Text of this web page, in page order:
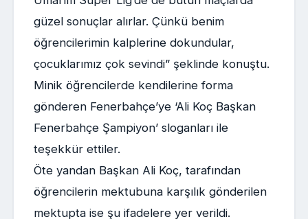
güzel sonuçlar alırlar. Çünkü benim
öğrencilerimin kalplerine dokundular,
çocuklarımız çok sevindi” şeklinde konuştu.
Minik öğrencilerde kendilerine forma
gönderen Fenerbahçe’ye ‘Ali Koç Başkan
Fenerbahçe Şampiyon’ sloganları ile
teşekkür ettiler.
Öte yandan Başkan Ali Koç, tarafından
öğrencilerin mektubuna karşılık gönderilen
mektupta ise şu ifadelere yer verildi.